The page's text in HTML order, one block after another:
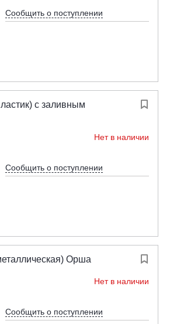
Сообщить о поступлении

с заливным
Нет в наличии
Сообщить о поступлении

Орша
Нет в наличии
Сообщить о поступлении